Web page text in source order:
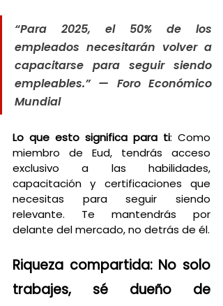
“Para 2025, el 50% de los
empleados necesitarán volver a
capacitarse para seguir siendo
empleables.” — Foro Económico
Mundial
Lo que esto significa para ti: Como
miembro de Eud, tendrás acceso
exclusivo a las habilidades,
capacitación y certificaciones que
necesitas para seguir siendo
relevante. Te mantendrás por
delante del mercado, no detrás de él.
Riqueza compartida: No solo
trabajes, sé dueño de